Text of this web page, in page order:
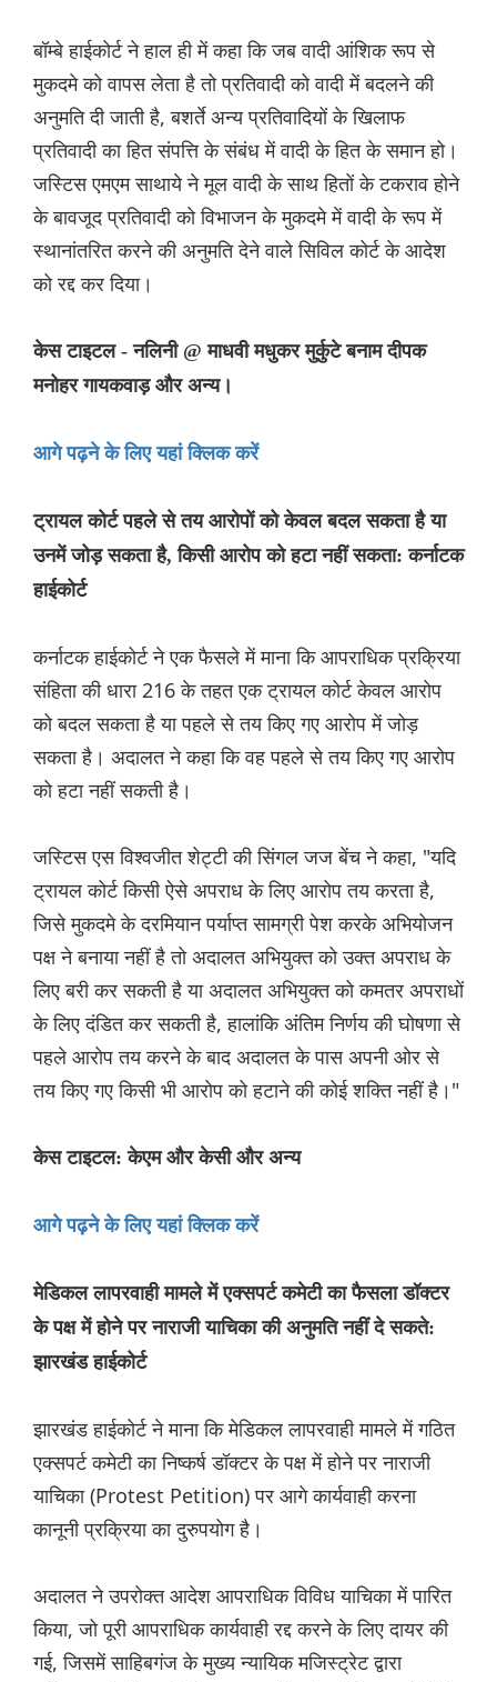
बॉम्बे हाईकोर्ट ने हाल ही में कहा कि जब वादी आंशिक रूप से
मुकदमे को वापस लेता है तो प्रतिवादी को वादी में बदलने की
अनुमति दी जाती है, बशर्ते अन्य प्रतिवादियों के खिलाफ
प्रतिवादी का हित संपत्ति के संबंध में वादी के हित के समान हो।
जस्टिस एमएम साथाये ने मूल वादी के साथ हितों के टकराव होने
के बावजूद प्रतिवादी को विभाजन के मुकदमे में वादी के रूप में
स्थानांतरित करने की अनुमति देने वाले सिविल कोर्ट के आदेश
को रद्द कर दिया।
केस टाइटल - नलिनी @ माधवी मधुकर मुर्कुटे बनाम दीपक
मनोहर गायकवाड़ और अन्य।
आगे पढ़ने के लिए यहां क्लिक करें
ट्रायल कोर्ट पहले से तय आरोपों को केवल बदल सकता है या
उनमें जोड़ सकता है, किसी आरोप को हटा नहीं सकता: कर्नाटक
हाईकोर्ट
कर्नाटक हाईकोर्ट ने एक फैसले में माना कि आपराधिक प्रक्रिया
संहिता की धारा 216 के तहत एक ट्रायल कोर्ट केवल आरोप
को बदल सकता है या पहले से तय किए गए आरोप में जोड़
सकता है। अदालत ने कहा कि वह पहले से तय किए गए आरोप
को हटा नहीं सकती है।
ज‌स्टिस एस विश्वजीत शेट्टी की ‌सिंगल जज बेंच ने कहा, "यदि
ट्रायल कोर्ट किसी ऐसे अपराध के लिए आरोप तय करता है,
जिसे मुकदमे के दरमियान पर्याप्त सामग्री पेश करके अभियोजन
पक्ष ने बनाया नहीं है तो अदालत अभियुक्त को उक्त अपराध के
लिए बरी कर सकती है या अदालत अभियुक्त को कमतर अपराधों
के लिए दंडित कर सकती है, हालांकि अंतिम निर्णय की घोषणा से
पहले आरोप तय करने के बाद अदालत के पास अपनी ओर से
तय किए गए किसी भी आरोप को हटाने की कोई शक्ति नहीं है।"
केस टाइटल: केएम और केसी और अन्य
आगे पढ़ने के लिए यहां क्लिक करें
मेडिकल लापरवाही मामले में एक्सपर्ट कमेटी का फैसला डॉक्टर
के पक्ष में होने पर नाराजी याचिका की अनुमति नहीं दे सकते:
झारखंड हाईकोर्ट
झारखंड हाईकोर्ट ने माना कि मेडिकल लापरवाही मामले में गठित
एक्सपर्ट कमेटी का निष्कर्ष डॉक्टर के पक्ष में होने पर नाराजी
याचिका (Protest Petition) पर आगे कार्यवाही करना
कानूनी प्रक्रिया का दुरुपयोग है।
अदालत ने उपरोक्त आदेश आपराधिक विविध याचिका में पारित
किया, जो पूरी आपराधिक कार्यवाही रद्द करने के लिए दायर की
गई, जिसमें साहिबगंज के मुख्य न्यायिक मजिस्ट्रेट द्वारा